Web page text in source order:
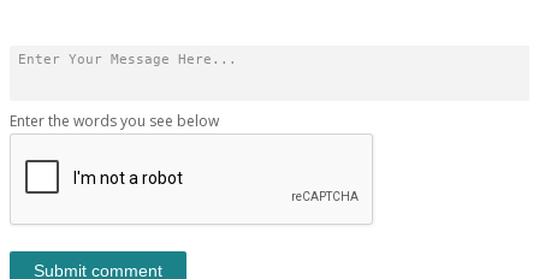
Enter the words you see below